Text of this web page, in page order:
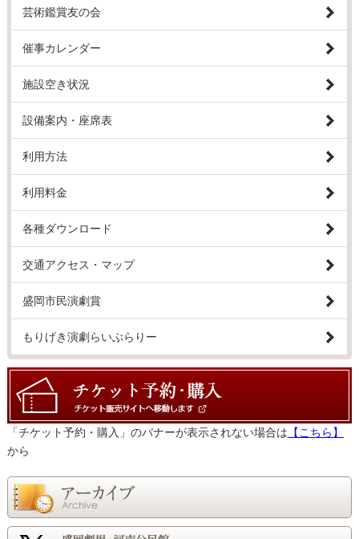
芸術鑑賞友の会
催事カレンダー
施設空き状況
設備案内・座席表
利用方法
利用料金
各種ダウンロード
交通アクセス・マップ
盛岡市民演劇賞
もりげき演劇らいぶらりー
「チケット予約・購入」のバナーが表示されない場合は 【こちら】
から